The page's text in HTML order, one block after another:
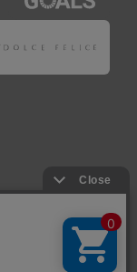
、当該会員は、
義務等の取引上
免れないものと
でサービスを利
登録」といいま
与を受けるこ
第3条1項の通り
るようになりま